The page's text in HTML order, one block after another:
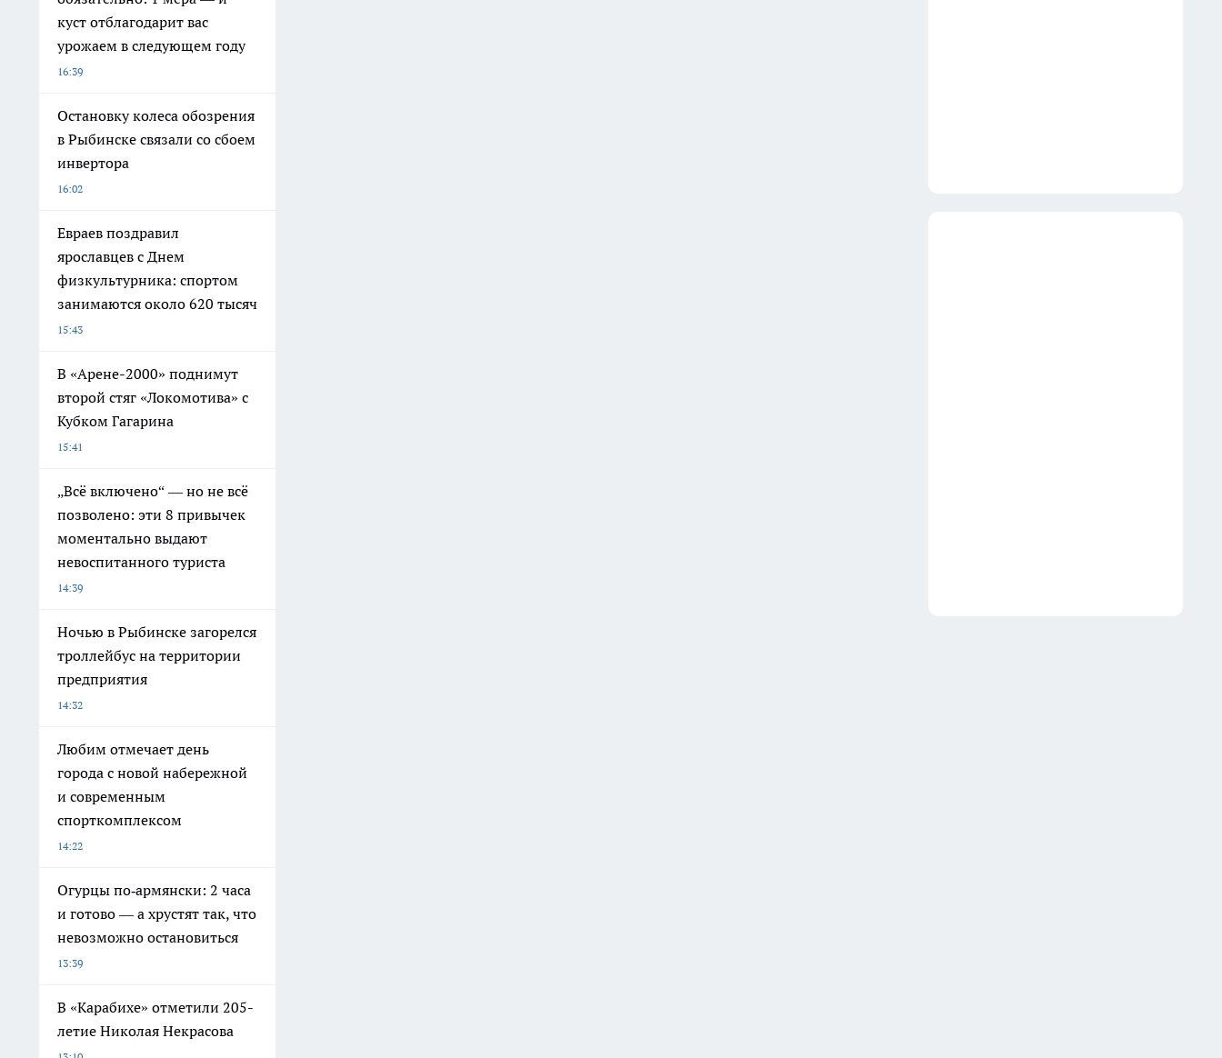
куст отблагодарит вас
урожаем в следующем году
16:39
Остановку колеса обозрения
в Рыбинске связали со сбоем
инвертора
16:02
Евраев поздравил
ярославцев с Днем
физкультурника: спортом
занимаются около 620 тысяч
15:43
В «Арене-2000» поднимут
второй стяг «Локомотива» с
Кубком Гагарина
15:41
„Всё включено“ — но не всё
позволено: эти 8 привычек
моментально выдают
невоспитанного туриста
14:39
Ночью в Рыбинске загорелся
троллейбус на территории
предприятия
14:32
Любим отмечает день
города с новой набережной
и современным
спорткомплексом
14:22
Огурцы по‑армянски: 2 часа
и готово — а хрустят так, что
невозможно остановиться
13:39
В «Карабихе» отметили 205-
летие Николая Некрасова